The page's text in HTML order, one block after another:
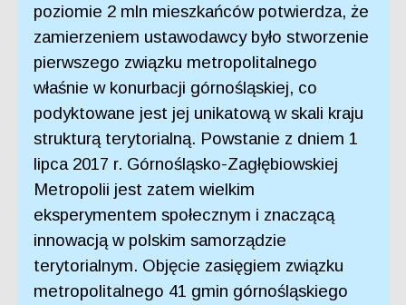
poziomie 2 mln mieszkańców potwierdza, że
zamierzeniem ustawodawcy było stworzenie
pierwszego związku metropolitalnego
właśnie w konurbacji górnośląskiej, co
podyktowane jest jej unikatową w skali kraju
strukturą terytorialną. Powstanie z dniem 1
lipca 2017 r. Górnośląsko-Zagłębiowskiej
Metropolii jest zatem wielkim
eksperymentem społecznym i znaczącą
innowacją w polskim samorządzie
terytorialnym. Objęcie zasięgiem związku
metropolitalnego 41 gmin górnośląskiego